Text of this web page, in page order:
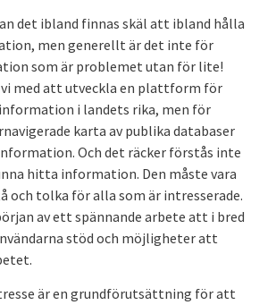
det ibland finnas skäl att ibland hålla
men generellt är det inte för
som är problemet utan för lite!
med att utveckla en plattform för
i landets rika, men för
karta av publika databaser
Och det räcker förstås inte
hitta information. Den måste vara
och tolka för alla som är intresserade.
av ett spännande arbete att i bred
stöd och möjligheter att
är en grundförutsättning för att